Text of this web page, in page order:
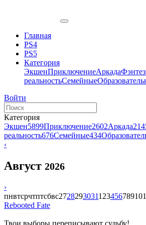
Главная
PS4
PS5
Категория
ЭкшенПриключениеАркада
реальностьСемейные
Войти
Категория
Экшен5899Приключение2602Аркада
реальность676Семейные434
‹
Август 2026
›
пнвтсрчтптсбвс27282930311 2345678910
Rebooted Fate
Твои выборы переписывают судьбу!